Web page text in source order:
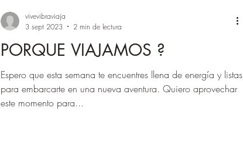
PORQUE VIAJAMOS ?
Espero que esta semana te encuentres llena de energía y listas
para embarcarte en una nueva aventura. Quiero aprovechar
este momento para...
vivevibraviaja
3 sept 2023
2 min de lectura